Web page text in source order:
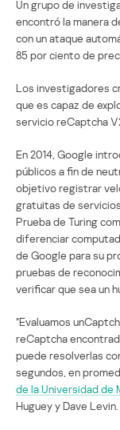
Un grupo de
encontró la manera
con un ataque
85 por ciento de
Los investigadores
que es capaz de
servicio reCaptcha
En 2014, Google
públicos a fin de
objetivo registrar
gratuitas de
Prueba de Turing
diferenciar
de Google para su
pruebas de
verificar que sea un
“Evaluamos
reCaptcha
puede resolverlas
segundos, en
de la Universidad de
Huguey y Dave Levin.